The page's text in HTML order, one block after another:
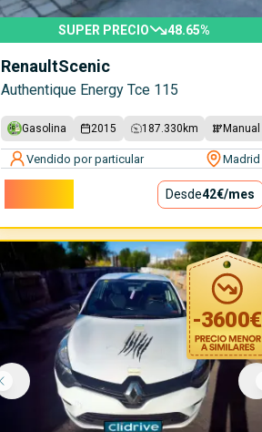
SUPER PRECIO 48.65%
RenaultScenic
Authentique Energy Tce 115
Gasolina 2015 187.330 km Manual
Vendido por particular Madrid
Desde42€/mes
-3600€